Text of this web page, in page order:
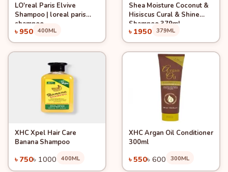
Quick ViewAdd to Cart
LO'real Paris Elvive
Shampoo | loreal paris
shampoo
৳ 950 400ML
Quick ViewAdd to Cart
Shea Moisture Coconut &
Hisiscus Cural & Shine
Shampoo 379ml
৳ 1950 379ML
Quick ViewAdd to Cart
XHC Xpel Hair Care
Banana Shampoo
৳ 750৳ 1000 400ML
Quick View -8%
XHC Argan Oil Conditioner
300ml
৳ 550৳ 600 300ML